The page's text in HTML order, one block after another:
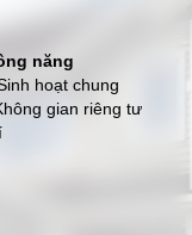
năng
hoạt chung
gian riêng tư